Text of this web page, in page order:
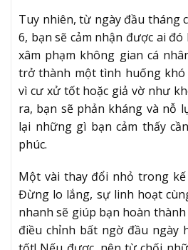
Tuy nhiên, từ ngày đầu tháng
6, bạn sẽ cảm nhận được ai
xâm phạm không gian cá
trở thành một tình huống khó
vì cư xử tốt hoặc giả vờ như
ra, bạn sẽ phản kháng và nỗ
lại những gì bạn cảm thấy
phúc.
Một vài thay đổi nhỏ trong kế
Đừng lo lắng, sự linh hoạt
nhanh sẽ giúp bạn hoàn
điều chỉnh bất ngờ đầu ngày